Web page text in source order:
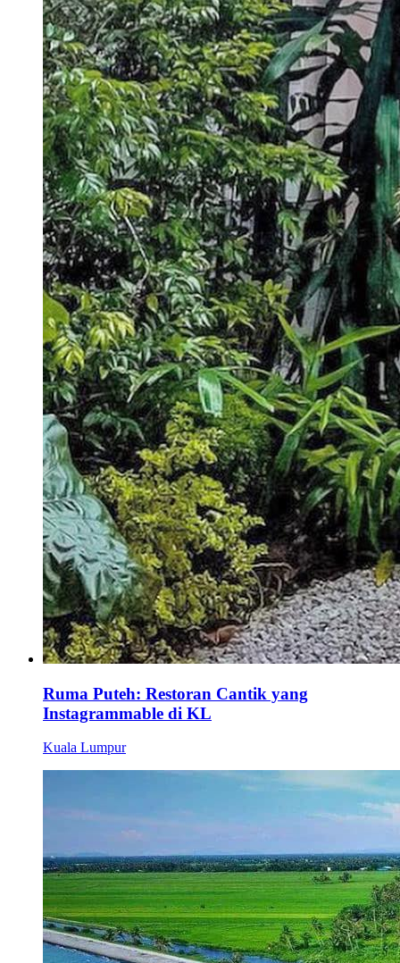
Ruma Puteh: Restoran Cantik yang
Instagrammable di KL
Kuala Lumpur